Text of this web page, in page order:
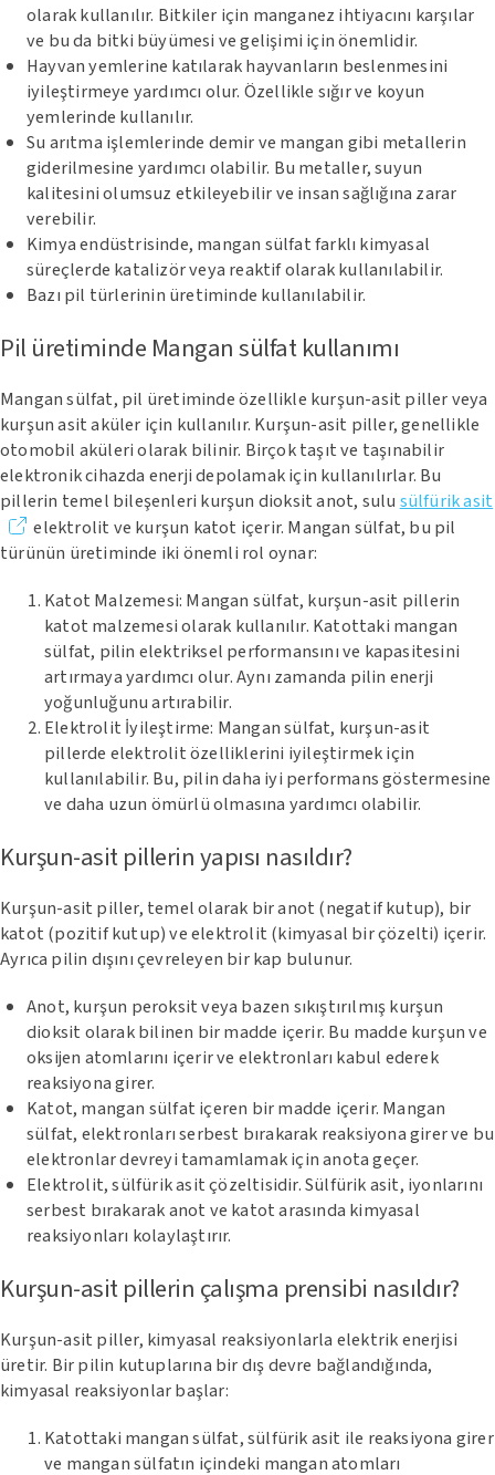
olarak kullanılır. Bitkiler için manganez ihtiyacını karşılar
ve bu da bitki büyümesi ve gelişimi için önemlidir.
Hayvan yemlerine katılarak hayvanların beslenmesini
iyileştirmeye yardımcı olur. Özellikle sığır ve koyun
yemlerinde kullanılır.
Su arıtma işlemlerinde demir ve mangan gibi metallerin
giderilmesine yardımcı olabilir. Bu metaller, suyun
kalitesini olumsuz etkileyebilir ve insan sağlığına zarar
verebilir.
Kimya endüstrisinde, mangan sülfat farklı kimyasal
süreçlerde katalizör veya reaktif olarak kullanılabilir.
Bazı pil türlerinin üretiminde kullanılabilir.
Pil üretiminde Mangan sülfat kullanımı
Mangan sülfat, pil üretiminde özellikle kurşun-asit piller veya
kurşun asit aküler için kullanılır. Kurşun-asit piller, genellikle
otomobil aküleri olarak bilinir. Birçok taşıt ve taşınabilir
elektronik cihazda enerji depolamak için kullanılırlar. Bu
pillerin temel bileşenleri kurşun dioksit anot, sulu sülfürik asit
elektrolit ve kurşun katot içerir. Mangan sülfat, bu pil
türünün üretiminde iki önemli rol oynar:
Katot Malzemesi: Mangan sülfat, kurşun-asit pillerin
katot malzemesi olarak kullanılır. Katottaki mangan
sülfat, pilin elektriksel performansını ve kapasitesini
artırmaya yardımcı olur. Aynı zamanda pilin enerji
yoğunluğunu artırabilir.
Elektrolit İyileştirme: Mangan sülfat, kurşun-asit
pillerde elektrolit özelliklerini iyileştirmek için
kullanılabilir. Bu, pilin daha iyi performans göstermesine
ve daha uzun ömürlü olmasına yardımcı olabilir.
Kurşun-asit pillerin yapısı nasıldır?
Kurşun-asit piller, temel olarak bir anot (negatif kutup), bir
katot (pozitif kutup) ve elektrolit (kimyasal bir çözelti) içerir.
Ayrıca pilin dışını çevreleyen bir kap bulunur.
Anot, kurşun peroksit veya bazen sıkıştırılmış kurşun
dioksit olarak bilinen bir madde içerir. Bu madde kurşun ve
oksijen atomlarını içerir ve elektronları kabul ederek
reaksiyona girer.
Katot, mangan sülfat içeren bir madde içerir. Mangan
sülfat, elektronları serbest bırakarak reaksiyona girer ve bu
elektronlar devreyi tamamlamak için anota geçer.
Elektrolit, sülfürik asit çözeltisidir. Sülfürik asit, iyonlarını
serbest bırakarak anot ve katot arasında kimyasal
reaksiyonları kolaylaştırır.
Kurşun-asit pillerin çalışma prensibi nasıldır?
Kurşun-asit piller, kimyasal reaksiyonlarla elektrik enerjisi
üretir. Bir pilin kutuplarına bir dış devre bağlandığında,
kimyasal reaksiyonlar başlar:
Katottaki mangan sülfat, sülfürik asit ile reaksiyona girer
ve mangan sülfatın içindeki mangan atomları